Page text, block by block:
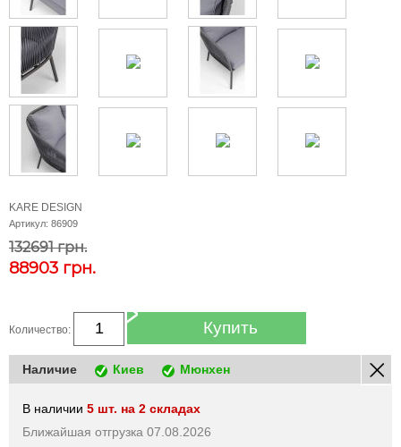
KARE DESIGN
Артикул: 86909
132691 грн.
88903 грн.
Количество: Купить
Наличие Киев Мюнхен
В наличии 5 шт. на 2 складах
Ближайшая отгрузка 07.08.2026